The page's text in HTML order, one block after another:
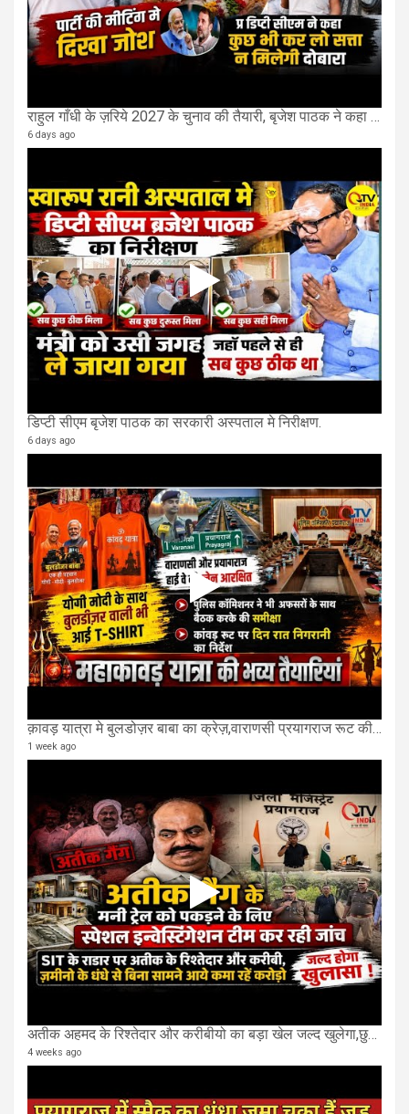
राहुल गाँधी के ज़रिये 2027 के चुनाव की तैयारी, बृजेश पाठक ने कहा चुक चुकी हैं कांग्रेस
6 days ago
डिप्टी सीएम बृजेश पाठक का सरकारी अस्पताल मे निरीक्षण.
6 days ago
क़ावड़ यात्रा मे बुलडोज़र बाबा का क्रेज़,वाराणसी प्रयागराज रूट की एक लेन खाली की गई.
1 week ago
अतीक अहमद के रिश्तेदार और करीबीयो का बड़ा खेल जल्द खुलेगा,छुप कर करोड़ो कमाने वाले SIT के राडार पर
4 weeks ago